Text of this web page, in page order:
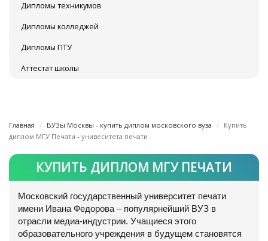
Дипломы техникумов
Дипломы колледжей
Дипломы ПТУ
Аттестат школы
Главная ВУЗы Москвы - купить диплом московского вуза
Купить
диплом МГУ Печати - унивеситета печати
КУПИТЬ ДИПЛОМ МГУ ПЕЧАТИ
Московский государственный университет печати
имени Ивана Федорова – популярнейший ВУЗ в
отрасли медиа-индустрии. Учащиеся этого
образовательного учреждения в будущем становятся